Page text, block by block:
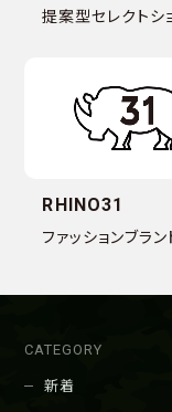
提案型セレクトシ
RHINO31
ファッションブラン
CATEGORY
新着